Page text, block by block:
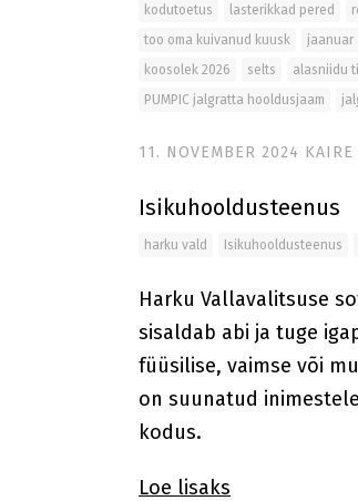
kodutoetus
lasterikkad pered
too oma kuivanud kuusk
jaanuar
koosolek 2026
selts alasniidu
PUMPIC jalgratta hooldusjaam
11. NOVEMBER 2024 KAIRE
Isikuhooldusteenus
harku vald Isikuhooldusteenus
Harku Vallavalitsuse
sisaldab abi ja tuge
füüsilise, vaimse või
on suunatud
kodus.
Loe lisaks